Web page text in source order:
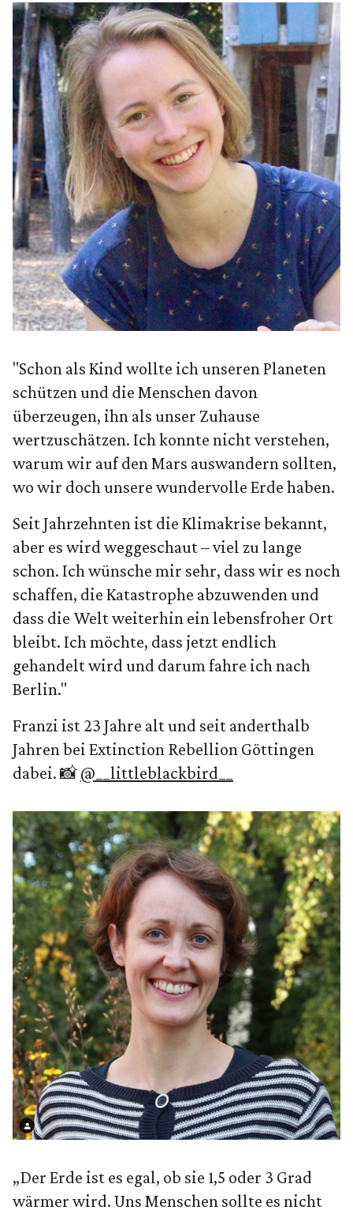
"Schon als Kind wollte ich unseren Planeten
schützen und die Menschen davon
überzeugen, ihn als unser Zuhause
wertzuschätzen. Ich konnte nicht verstehen,
warum wir auf den Mars auswandern sollten,
wo wir doch unsere wundervolle Erde haben.
Seit Jahrzehnten ist die Klimakrise bekannt,
aber es wird weggeschaut – viel zu lange
schon. Ich wünsche mir sehr, dass wir es noch
schaffen, die Katastrophe abzuwenden und
dass die Welt weiterhin ein lebensfroher Ort
bleibt. Ich möchte, dass jetzt endlich
gehandelt wird und darum fahre ich nach
Berlin."
Franzi ist 23 Jahre alt und seit anderthalb
Jahren bei Extinction Rebellion Göttingen
dabei. 📸 @__littleblackbird__
„Der Erde ist es egal, ob sie 1,5 oder 3 Grad
wärmer wird. Uns Menschen sollte es nicht